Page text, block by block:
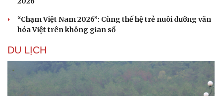
Sản phụ khoa
Nhi khoa
Làm đẹp - giảm cân
Phòng mạch online
Ăn sạch sống khỏe
Tình yêu - Gia đình
“Chạm Việt Nam 2026”: Cùng thế hệ trẻ nuôi dưỡng văn
hóa Việt trên không gian số
DU LỊCH